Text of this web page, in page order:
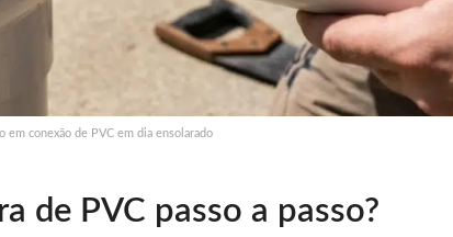
em conexão de PVC em dia ensolarado
de PVC passo a passo?